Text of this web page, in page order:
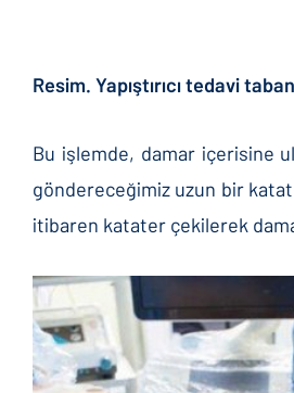
Resim. Yapıştırıcı tedavi
Bu işlemde, damar içerisine
göndereceğimiz uzun bir
itibaren katater çekilerek